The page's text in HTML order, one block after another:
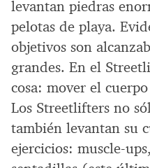
levantan piedras
pelotas de playa.
objetivos son
grandes. En el
cosa: mover el
Los Streetlifters no
también levantan su
ejercicios: muscle-